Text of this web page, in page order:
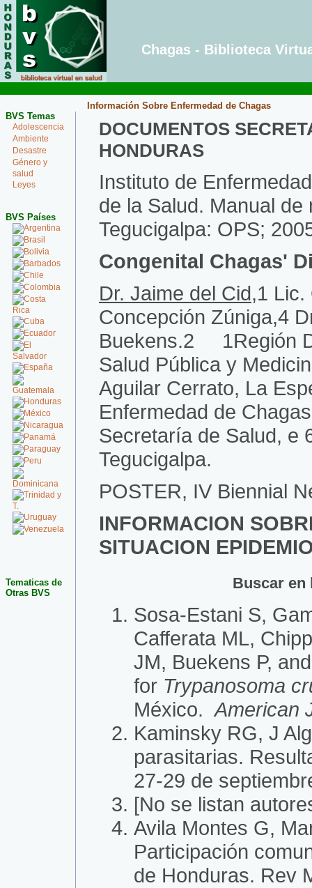
Chagas - Biblioteca
BVS Temas
Adolescencia
Ambiente
Desastre
Género y
salud
Leyes
BVS Países
Argentina
Brasil
Bolivia
Barbados
Chile
Colombia
Costa
Rica
Cuba
Ecuador
El
Salvador
España
Guatemala
Honduras
México
Nicaragua
Panamá
Paraguay
Peru
Dominicana
Trinidad y
T.
Uruguay
Venezuela
Tematicas de
Otras BVS
Información Sobre Enfermedad de Chagas
DOCUMENTOS
HONDURAS
Instituto de
de la Salud. Manual
Tegucigalpa: OPS;
Congenital Chagas'
Dr. Jaime del Cid,1 Lic.
Concepción Zúniga,4
Buekens.2 1Región
Salud Pública y
Aguilar Cerrato, La
Enfermedad de
Secretaría de Salud, e
Tegucigalpa.
POSTER, IV Biennial
INFORMACION
SITUACION
Buscar en
Sosa-Estani S,
Cafferata ML,
JM, Buekens P,
for Trypanosoma
México.American
Kaminsky RG, J
parasitarias.
27-29 de
[No se listan
Avila Montes G,
Participación
de Honduras. Rev